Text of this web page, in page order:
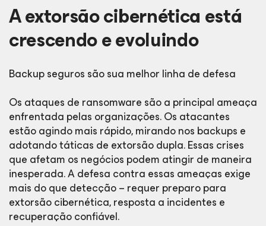
A extorsão cibernética está
crescendo e evoluindo
Backup seguros são sua melhor linha de defesa
Os ataques de ransomware são a principal ameaça
enfrentada pelas organizações. Os atacantes
estão agindo mais rápido, mirando nos backups e
adotando táticas de extorsão dupla. Essas crises
que afetam os negócios podem atingir de maneira
inesperada. A defesa contra essas ameaças exige
mais do que detecção – requer preparo para
extorsão cibernética, resposta a incidentes e
recuperação confiável.